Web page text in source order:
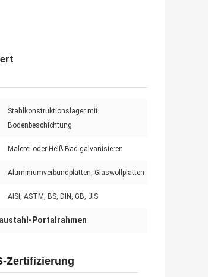
Stahlkonstruktionslager mit
Bodenbeschichtung
Malerei oder Heiß-Bad galvanisieren
Aluminiumverbundplatten, Glaswollplatten
AISI, ASTM, BS, DIN, GB, JIS
Portalrahmen
Zertifizierung